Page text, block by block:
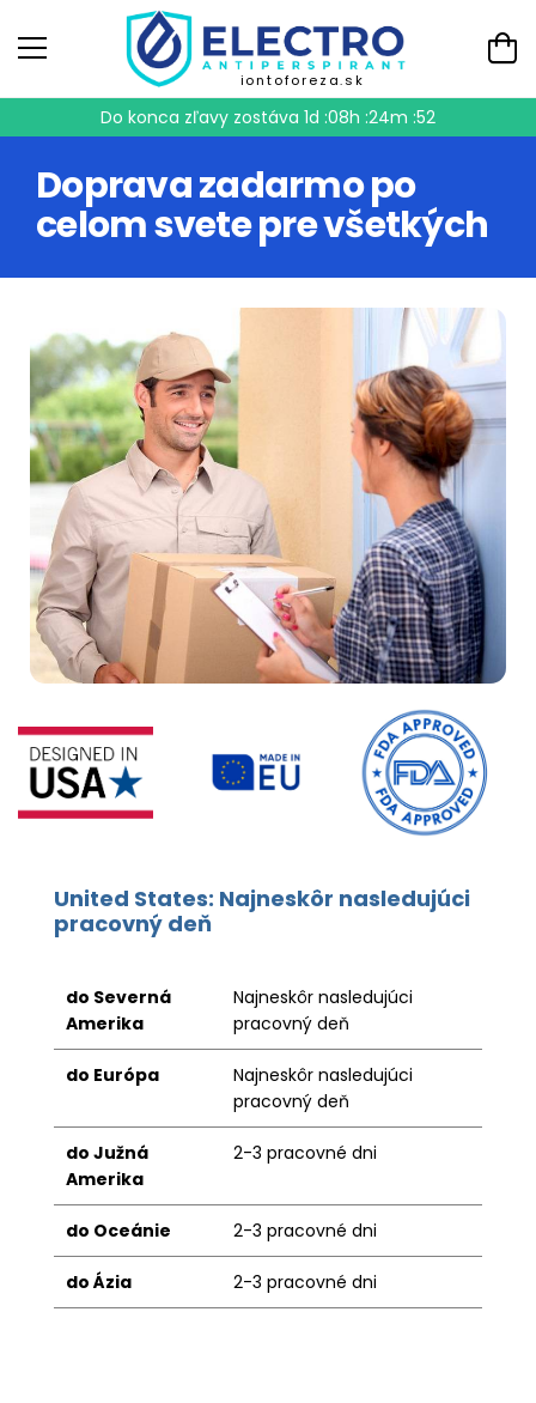
iontoforeza.sk
Do konca zľavy zostáva1d :08h :24m :51
Doprava zadarmo po
celom svete pre všetkých
United States: Najneskôr nasledujúci
pracovný deň
do Severná
Amerika
Najneskôr nasledujúci
pracovný deň
do Európa
Najneskôr nasledujúci
pracovný deň
do Južná
Amerika
2-3 pracovné dni
do Oceánie 2-3 pracovné dni
do Ázia 2-3 pracovné dni